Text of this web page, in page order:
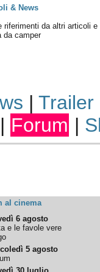
& News
riferimenti da altri articoli e
da camper
| Trailer
| Forum |
al cinema
6 agosto
e le favole vere
5 agosto